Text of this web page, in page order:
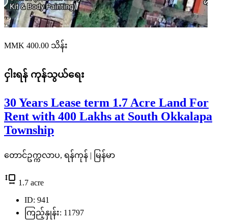
MMK 400.00 သိန်း
ငှါးရန် ကုန်သွယ်ရေး
30 Years Lease term 1.7 Acre Land For
Rent with 400 Lakhs at South Okkalapa
Township
တောင်ဥက္ကလာပ, ရန်ကုန် | မြန်မာ
1.7 acre
ID: 941
ကြည့်နှုန်း: 11797